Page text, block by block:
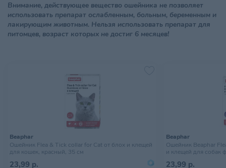
Внимание, действующее вещество ошейника не позволяет
использовать препарат ослабленным, больным, беременным и
лакирующим животным. Нельзя использовать препарат для
питомцев, возраст которых не достиг 6 месяцев!
Beaphar
Ошейник Flea & Tick collar for Cat от блох и клещей
для кошек, красный, 35 см
23,99 р.
Beaphar
Ошейник Beaphar
и клещей для собак
23,99 р.